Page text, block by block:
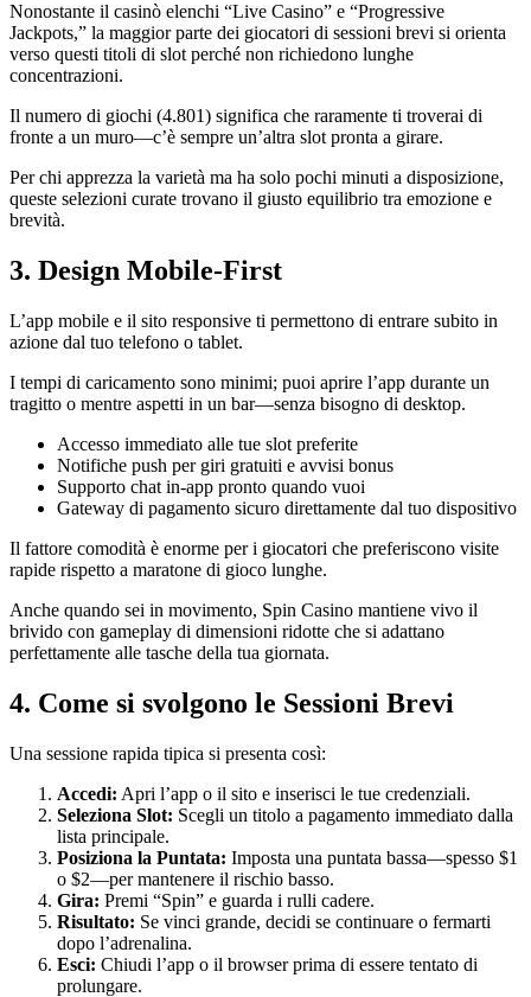
Nonostante il casinò elenchi “Live Casino” e “Progressive
Jackpots,” la maggior parte dei giocatori di sessioni brevi si orienta
verso questi titoli di slot perché non richiedono lunghe
concentrazioni.
Il numero di giochi (4.801) significa che raramente ti troverai di
fronte a un muro—c’è sempre un’altra slot pronta a girare.
Per chi apprezza la varietà ma ha solo pochi minuti a disposizione,
queste selezioni curate trovano il giusto equilibrio tra emozione e
brevità.
3. Design Mobile-First
L’app mobile e il sito responsive ti permettono di entrare subito in
azione dal tuo telefono o tablet.
I tempi di caricamento sono minimi; puoi aprire l’app durante un
tragitto o mentre aspetti in un bar—senza bisogno di desktop.
Accesso immediato alle tue slot preferite
Notifiche push per giri gratuiti e avvisi bonus
Supporto chat in-app pronto quando vuoi
Gateway di pagamento sicuro direttamente dal tuo dispositivo
Il fattore comodità è enorme per i giocatori che preferiscono visite
rapide rispetto a maratone di gioco lunghe.
Anche quando sei in movimento, Spin Casino mantiene vivo il
brivido con gameplay di dimensioni ridotte che si adattano
perfettamente alle tasche della tua giornata.
4. Come si svolgono le Sessioni Brevi
Una sessione rapida tipica si presenta così:
Accedi: Apri l’app o il sito e inserisci le tue credenziali.
Seleziona Slot: Scegli un titolo a pagamento immediato dalla
lista principale.
Posiziona la Puntata: Imposta una puntata bassa—spesso $1
o $2—per mantenere il rischio basso.
Gira: Premi “Spin” e guarda i rulli cadere.
Risultato: Se vinci grande, decidi se continuare o fermarti
dopo l’adrenalina.
Esci: Chiudi l’app o il browser prima di essere tentato di
prolungare.